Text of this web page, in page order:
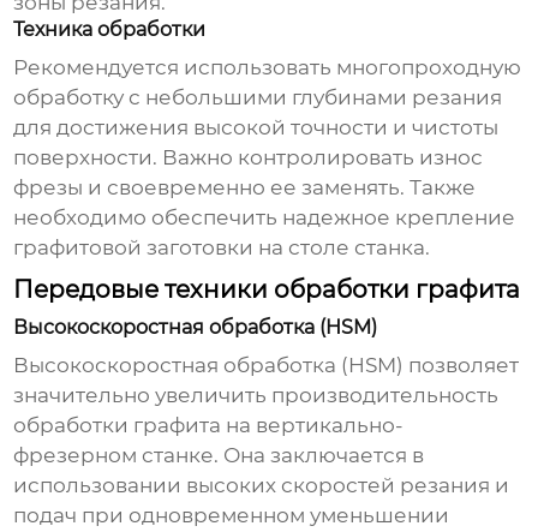
Техника обработки
Рекомендуется использовать многопроходную
обработку с небольшими глубинами резания
для достижения высокой точности и чистоты
поверхности. Важно контролировать износ
фрезы и своевременно ее заменять. Также
необходимо обеспечить надежное крепление
графитовой заготовки на столе станка.
Передовые техники обработки графита
Высокоскоростная обработка (HSM)
Высокоскоростная обработка (HSM) позволяет
значительно увеличить производительность
обработки графита на вертикально-
фрезерном станке. Она заключается в
использовании высоких скоростей резания и
подач при одновременном уменьшении